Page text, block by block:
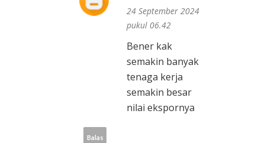
24 September 2024
pukul 06.42
Bener kak
semakin banyak
tenaga kerja
semakin besar
nilai ekspornya
Balas